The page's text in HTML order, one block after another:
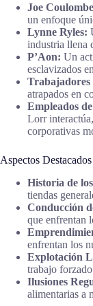
Joe
un enfoque
Lynne Ryles:
industria llena
P’Aon: Un
esclavizados
Trabajadores
atrapados en
Empleados
Lorr
corporativas
Aspectos Destacados
Historia de
tiendas
Conducción
que enfrentan
enfrentan los
Explotación
trabajo
Ilusiones
alimentarias a